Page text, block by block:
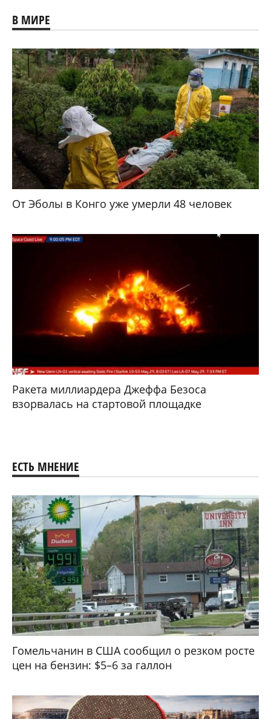
В МИРЕ
От Эболы в Конго уже умерли 48 человек
Ракета миллиардера Джеффа Безоса
взорвалась на стартовой площадке
ЕСТЬ МНЕНИЕ
Гомельчанин в США сообщил о резком росте
цен на бензин: $5–6 за галлон